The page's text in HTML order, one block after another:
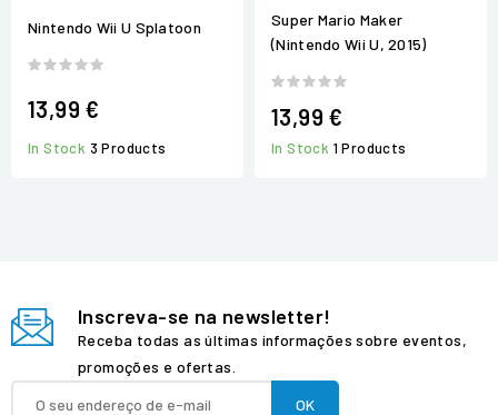
Nintendo Wii U Splatoon
13,99 €
In Stock 3 Products
Super Mario Maker
(Nintendo Wii U, 2015)
13,99 €
In Stock 1 Products
Inscreva-se na newsletter!
Receba todas as últimas informações sobre eventos,
promoções e ofertas.